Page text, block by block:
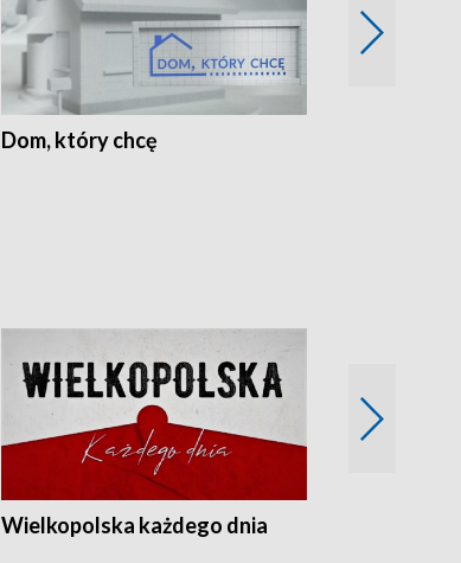
Dom, który chcę
Wielkopolska każdego dnia